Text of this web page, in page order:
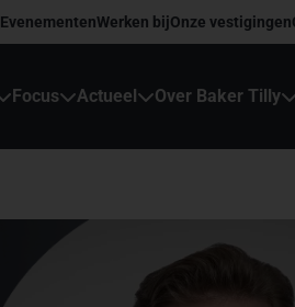
EvenementenWerken bijOnze vestigingen
Focus Actueel Over Baker Tilly